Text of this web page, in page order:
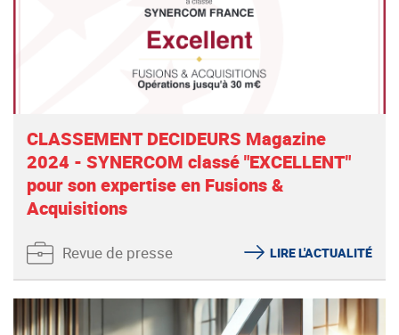
CLASSEMENT DECIDEURS Magazine
2024 - SYNERCOM classé "EXCELLENT"
pour son expertise en Fusions &
Acquisitions
Revue de presse LIRE L'ACTUALITÉ